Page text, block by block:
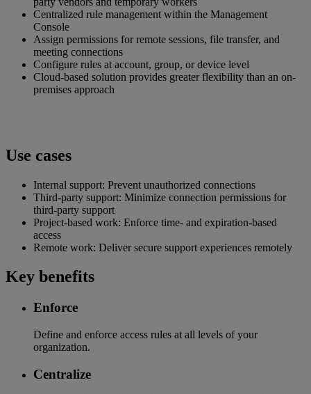
Centralized rule management within the Management
Console
Assign permissions for remote sessions, file transfer, and
meeting connections
Configure rules at account, group, or device level
Cloud-based solution provides greater flexibility than an on-
premises approach
Use cases
Internal support: Prevent unauthorized connections
Third-party support: Minimize connection permissions for
third-party support
Project-based work: Enforce time- and expiration-based
access
Remote work: Deliver secure support experiences remotely
Key benefits
Enforce
Define and enforce access rules at all levels of your
organization.
Centralize